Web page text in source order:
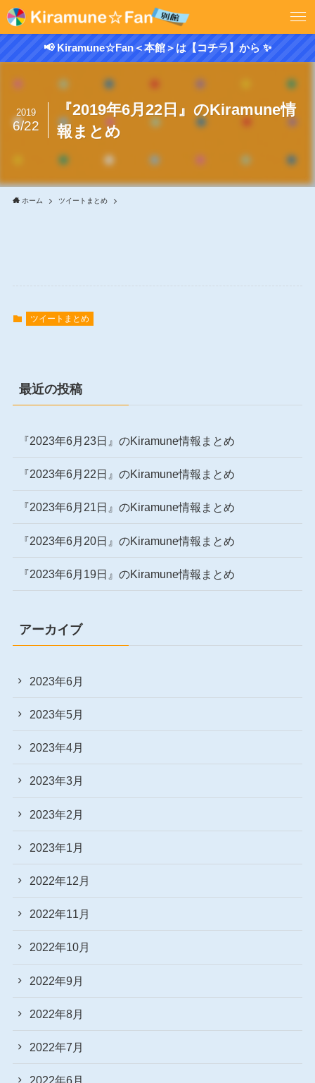
📢 Kiramune☆Fan＜本館＞は【コチラ】から ✨
『2019年6月22日』のKiramune情
報まとめ
2019
6/22
ホーム ツイートまとめ
ツイートまとめ
最近の投稿
『2023年6月23日』のKiramune情報まとめ
『2023年6月22日』のKiramune情報まとめ
『2023年6月21日』のKiramune情報まとめ
『2023年6月20日』のKiramune情報まとめ
『2023年6月19日』のKiramune情報まとめ
アーカイブ
2023年6月
2023年5月
2023年4月
2023年3月
2023年2月
2023年1月
2022年12月
2022年11月
2022年10月
2022年9月
2022年8月
2022年7月
2022年6月